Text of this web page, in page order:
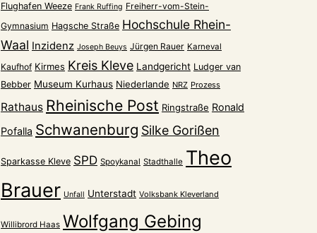
Flughafen Weeze Frank Ruffing Freiherr-vom-Stein-
Gymnasium Hagsche Straße Hochschule Rhein-
Waal Inzidenz Joseph Beuys Jürgen Rauer Karneval
Kaufhof Kirmes Kreis Kleve Landgericht Ludger van
Bebber Museum Kurhaus Niederlande NRZ Prozess
Rathaus Rheinische Post Ringstraße Ronald
Pofalla Schwanenburg Silke Gorißen
Sparkasse Kleve SPD Spoykanal Stadthalle Theo
Brauer Unfall Unterstadt Volksbank Kleverland
Willibrord Haas Wolfgang Gebing